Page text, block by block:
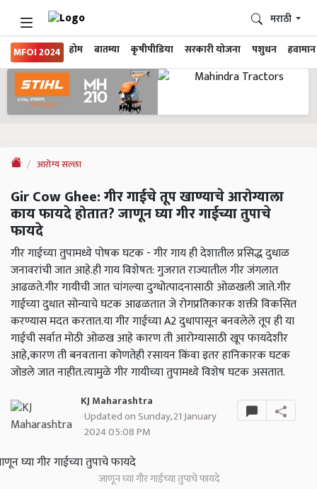
MFOI 2024 होम बातम्या कृषीपीडिया सरकारी योजना पशुधन हवामान
मराठी
आरोग्य सल्ला
Gir Cow Ghee: गीर गाईचे तूप खाण्याचे आरोग्याला
काय फायदे होतात? जाणून घ्या गीर गाईच्या तुपाचे
फायदे
गीर गाईच्या तुपामध्ये पोषक घटक - गीर गाय ही देशातील प्रसिद्ध दुधाळ
जनावरांची जात आहे.ही गाय विशेषत: गुजरात राज्यातील गीर जंगलात
आढळते.गीर गायीची जात चांगल्या दुग्धोत्पादनासाठी ओळखली जाते.गीर
गाईच्या दुधात सोन्याचे घटक आढळतात जे रोगप्रतिकारक शक्ती विकसित
करण्यास मदत करतात.या गीर गाईच्या A2 दुधापासून बनवलेले तूप ही या
गाईची सर्वात मोठी ओळख आहे कारण ती आरोग्यासाठी खूप फायदेशीर
आहे,कारण ती बनवताना कोणतेही रसायन किंवा इतर हानिकारक घटक
जोडले जात नाहीत.त्यामुळे गीर गायीच्या तुपामध्ये विशेष घटक असतात.
KJ Maharashtra
Updated on Sunday, 21 January
2024 05:08 PM
जाणून घ्या गीर गाईच्या तुपाचे फायदे